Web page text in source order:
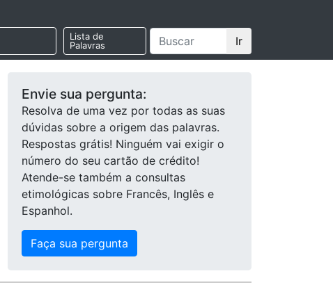
Lista de
Palavras
Ir
Envie sua pergunta:
Resolva de uma vez por todas as suas
dúvidas sobre a origem das palavras.
Respostas grátis! Ninguém vai exigir o
número do seu cartão de crédito!
Atende-se também a consultas
etimológicas sobre Francês, Inglês e
Espanhol.
Faça sua pergunta